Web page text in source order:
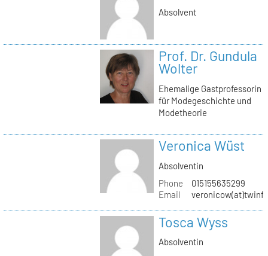
Absolvent
Prof. Dr. Gundula
Wolter
Ehemalige Gastprofessorin
für Modegeschichte und
Modetheorie
Veronica Wüst
Absolventin
Phone
015155635299
Email
Tosca Wyss
Absolventin